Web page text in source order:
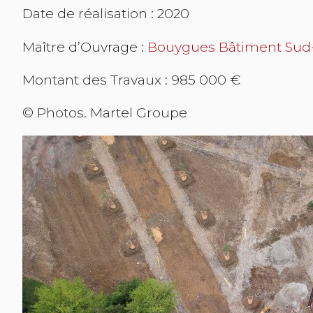
Date de réalisation : 2020
Maître d’Ouvrage : Bouygues Bâtiment
Montant des Travaux : 985 000 €
© Photos. Martel Groupe